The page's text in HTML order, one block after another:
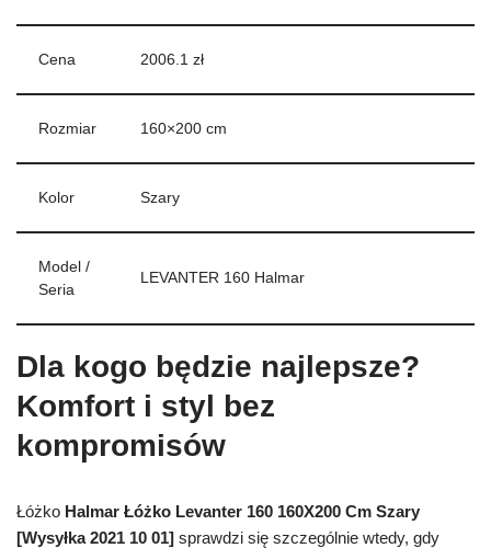
Cena 2006.1 zł
Rozmiar 160×200 cm
Kolor Szary
Model /
Seria
LEVANTER 160 Halmar
Dla kogo będzie najlepsze?
Komfort i styl bez
kompromisów
Łóżko Halmar Łóżko Levanter 160 160X200 Cm Szary
[Wysyłka 2021 10 01] sprawdzi się szczególnie wtedy, gdy